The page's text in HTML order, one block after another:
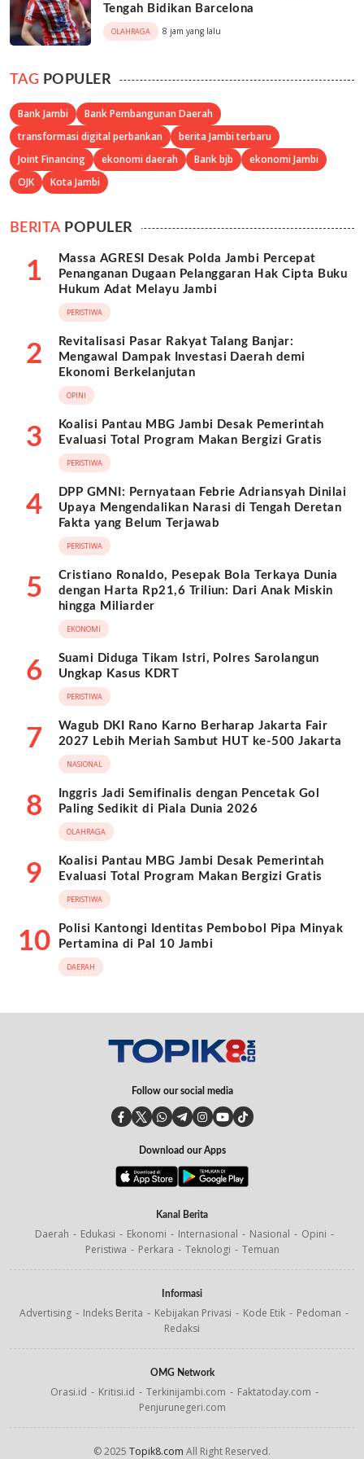
Tengah Bidikan Barcelona
OLAHRAGA 8 jam yang lalu
TAG POPULER
Bank Jambi
Bank Pembangunan Daerah
transformasi digital perbankan
berita Jambi terbaru
Joint Financing
ekonomi daerah Bank bjb
ekonomi Jambi
OJK
Kota Jambi
BERITAPOPULER
1
Massa AGRESI Desak Polda Jambi Percepat
Penanganan Dugaan Pelanggaran Hak Cipta Buku
Hukum Adat Melayu Jambi
PERISTIWA
2
Revitalisasi Pasar Rakyat Talang Banjar:
Mengawal Dampak Investasi Daerah demi
Ekonomi Berkelanjutan
OPINI
3
Koalisi Pantau MBG Jambi Desak Pemerintah
Evaluasi Total Program Makan Bergizi Gratis
PERISTIWA
4
DPP GMNI: Pernyataan Febrie Adriansyah Dinilai
Upaya Mengendalikan Narasi di Tengah Deretan
Fakta yang Belum Terjawab
PERISTIWA
5
Cristiano Ronaldo, Pesepak Bola Terkaya Dunia
dengan Harta Rp21,6 Triliun: Dari Anak Miskin
hingga Miliarder
EKONOMI
6
Suami Diduga Tikam Istri, Polres Sarolangun
Ungkap Kasus KDRT
PERISTIWA
7
Wagub DKI Rano Karno Berharap Jakarta Fair
2027 Lebih Meriah Sambut HUT ke-500 Jakarta
NASIONAL
8
Inggris Jadi Semifinalis dengan Pencetak Gol
Paling Sedikit di Piala Dunia 2026
OLAHRAGA
9
Koalisi Pantau MBG Jambi Desak Pemerintah
Evaluasi Total Program Makan Bergizi Gratis
PERISTIWA
10
Polisi Kantongi Identitas Pembobol Pipa Minyak
Pertamina di Pal 10 Jambi
DAERAH
Follow our social media
Download our Apps
Kanal Berita
Daerah Edukasi Ekonomi Internasional Nasional
Opini
Peristiwa
Perkara Teknologi Temuan
Informasi
Advertising Indeks Berita Kebijakan Privasi Kode Etik
Pedoman
Redaksi
OMG Network
Orasi.id Kritisi.id Terkinijambi.com
Faktatoday.com
Penjurunegeri.com
© 2025 Topik8.com All Right Reserved.